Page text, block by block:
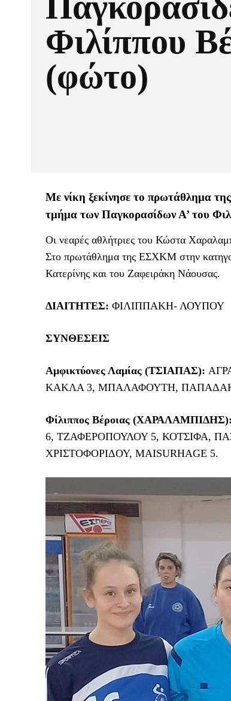
Φιλίππου
(φώτο)
Με νίκη ξεκίνησε το πρωτάθλημα
τμήμα των Παγκορασίδων Α’ του
Οι νεαρές αθλήτριες του Κώστα
Στο πρωτάθλημα της ΕΣΧΚΜ στην
Κατερίνης και του Ζαφειράκη Νάουσας.
ΔΙΑΙΤΗΤΕΣ: ΦΙΛΙΠΠΑΚΗ- ΛΟΥΠΟΥ
ΣΥΝΘΕΣΕΙΣ
Αμφικτύονες Λαμίας (ΤΣΙΑΠΑΣ):
ΚΑΚΛΑ 3, ΜΠΑΛΑΦΟΥΤΗ,
Φίλιππος Βέροιας (ΧΑΡΑΛΑΜΠΙΔΗΣ):
6, ΤΖΑΦΕΡΟΠΟΥΛΟΥ 5, ΚΟΤΣΙΦΑ,
ΧΡΙΣΤΟΦΟΡΙΔΟΥ, MAISURHAGE 5.